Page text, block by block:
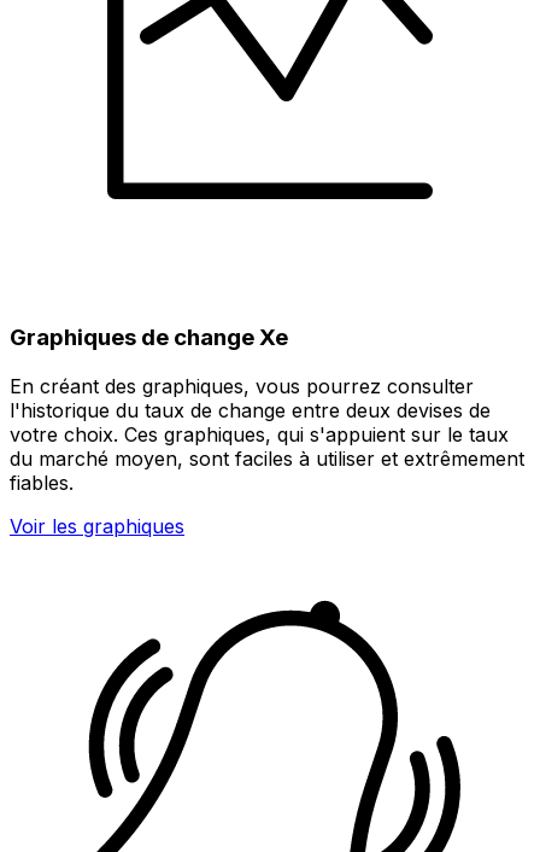
Graphiques de change Xe
En créant des graphiques, vous pourrez consulter
l'historique du taux de change entre deux devises de
votre choix. Ces graphiques, qui s'appuient sur le taux
du marché moyen, sont faciles à utiliser et extrêmement
fiables.
Voir les graphiques